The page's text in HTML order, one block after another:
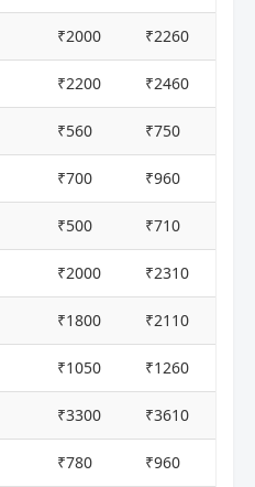
₹2000 ₹2260
₹2200 ₹2460
₹560 ₹750
₹700 ₹960
₹500 ₹710
₹2000 ₹2310
₹1800 ₹2110
₹1050 ₹1260
₹3300 ₹3610
₹780 ₹960